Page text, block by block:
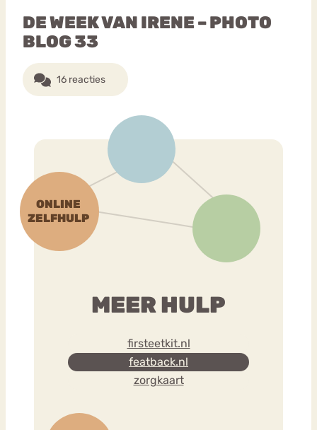
DE WEEK VAN IRENE – PHOTO
BLOG 33
16 reacties
MEER HULP
firsteetkit.nl
featback.nl
zorgkaart